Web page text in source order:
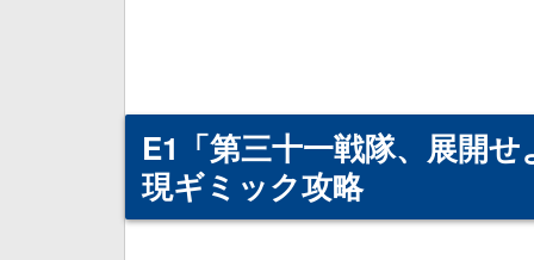
E1「第三十一戦隊、展開
現ギミック攻略